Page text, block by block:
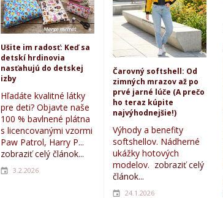
Ušite im radosť: Keď sa
detskí hrdinovia
nasťahujú do detskej
izby
Hľadáte kvalitné látky
pre deti? Objavte naše
100 % bavlnené plátna
s licencovanými vzormi
Paw Patrol, Harry P...
zobraziť celý článok...
3.2.2026
Čarovný softshell: Od
zimných mrazov až po
prvé jarné lúče (A prečo
ho teraz kúpite
najvýhodnejšie!)
Výhody a benefity
softshellov. Nádherné
ukážky hotových
modelov. zobraziť celý
článok...
24.1.2026